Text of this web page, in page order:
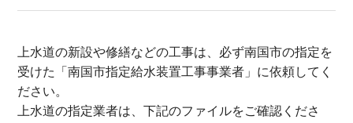
上水道の新設や修繕などの工事は、必ず南国市の指定を
受けた「南国市指定給水装置工事事業者」に依頼してく
ださい。
上水道の指定業者は、下記のファイルをご確認くださ